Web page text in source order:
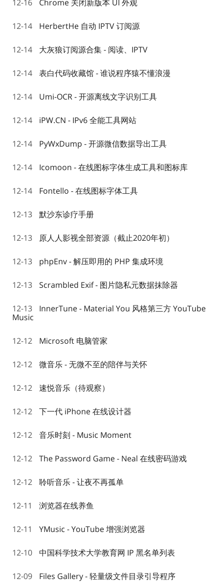
12-16 Chrome 关闭新版本 UI 外观
12-14 HerbertHe 自动 IPTV 订阅源
12-14 大灰狼订阅源合集 - 阅读、IPTV
12-14 表白代码收藏馆 - 谁说程序猿不懂浪漫
12-14 Umi-OCR - 开源离线文字识别工具
12-14 iPW.CN - IPv6 全能工具网站
12-14 PyWxDump - 开源微信数据导出工具
12-14 Icomoon - 在线图标字体生成工具和图标库
12-14 Fontello - 在线图标字体工具
12-13 默沙东诊疗手册
12-13 原人人影视全部资源（截止2020年初）
12-13 phpEnv - 解压即用的 PHP 集成环境
12-13 Scrambled Exif - 图片隐私元数据抹除器
12-13
InnerTune - Material You 风格第三方 YouTube
Music
12-12 Microsoft 电脑管家
12-12 微音乐 - 无微不至的陪伴与关怀
12-12 速悦音乐（待观察）
12-12 下一代 iPhone 在线设计器
12-12 音乐时刻 - Music Moment
12-12 The Password Game - Neal 在线密码游戏
12-12 聆听音乐 - 让夜不再孤单
12-11 浏览器在线养鱼
12-11 YMusic - YouTube 增强浏览器
12-10 中国科学技术大学教育网 IP 黑名单列表
12-09 Files Gallery - 轻量级文件目录引导程序